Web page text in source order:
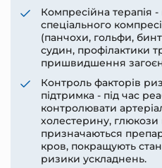
Компресійна терапія
спеціального
(панчохи, гольфи,
судин, профілактики
пришвидшення
Контроль факторів
підтримка - під час
контролювати
холестерину, глюкози
призначаються
кров, покращують
ризики ускладнень.